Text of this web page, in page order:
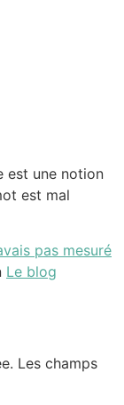
est une notion
est mal
pas mesuré
Le blog
Les champs